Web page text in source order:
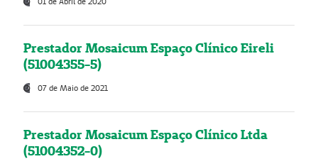
Prestador Mosaicum Espaço Clínico Eireli
(51004355-5)
07 de Maio de 2021
Prestador Mosaicum Espaço Clínico Ltda
(51004352-0)